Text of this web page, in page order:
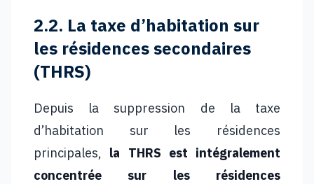
2.2. La taxe d’habitation sur
les résidences secondaires
(THRS)
Depuis la suppression de la taxe
d’habitation sur les résidences
principales, la THRS est intégralement
concentrée sur les résidences